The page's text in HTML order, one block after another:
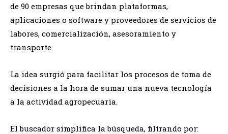
de 90 empresas que brindan plataformas,
aplicaciones o software y proveedores de servicios de
labores, comercialización, asesoramiento y
transporte.
La idea surgió para facilitar los procesos de toma de
decisiones a la hora de sumar una nueva tecnología
a la actividad agropecuaria.
El buscador simplifica la búsqueda, filtrando por: